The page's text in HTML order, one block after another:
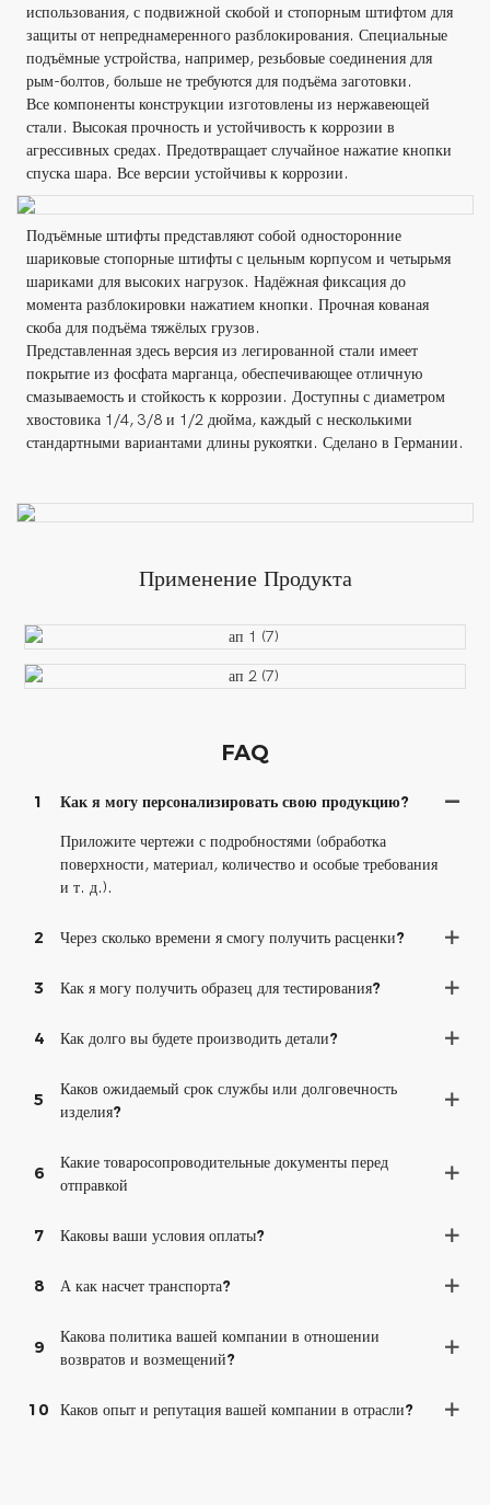
использования, с подвижной скобой и стопорным штифтом для
защиты от непреднамеренного разблокирования. Специальные
подъёмные устройства, например, резьбовые соединения для
рым-болтов, больше не требуются для подъёма заготовки.
Все компоненты конструкции изготовлены из нержавеющей
стали. Высокая прочность и устойчивость к коррозии в
агрессивных средах. Предотвращает случайное нажатие кнопки
спуска шара. Все версии устойчивы к коррозии.
Подъёмные штифты представляют собой односторонние
шариковые стопорные штифты с цельным корпусом и четырьмя
шариками для высоких нагрузок. Надёжная фиксация до
момента разблокировки нажатием кнопки. Прочная кованая
скоба для подъёма тяжёлых грузов.
Представленная здесь версия из легированной стали имеет
покрытие из фосфата марганца, обеспечивающее отличную
смазываемость и стойкость к коррозии. Доступны с диаметром
хвостовика 1/4, 3/8 и 1/2 дюйма, каждый с несколькими
стандартными вариантами длины рукоятки. Сделано в Германии.
Применение Продукта
FAQ
1 Как я могу персонализировать свою продукцию?
Приложите чертежи с подробностями (обработка
поверхности, материал, количество и особые требования
и т. д.).
2 Через сколько времени я смогу получить расценки?
3 Как я могу получить образец для тестирования?
4 Как долго вы будете производить детали?
5
Каков ожидаемый срок службы или долговечность
изделия?
6
Какие товаросопроводительные документы перед
отправкой
7 Каковы ваши условия оплаты?
8 А как насчет транспорта?
9
Какова политика вашей компании в отношении
возвратов и возмещений?
10 Каков опыт и репутация вашей компании в отрасли?